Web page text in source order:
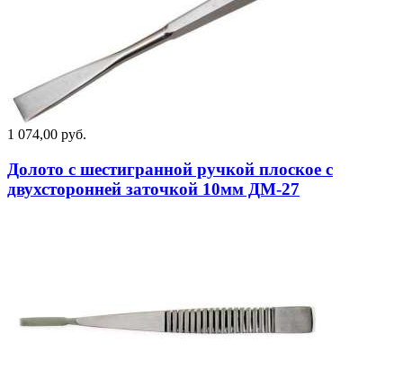
1 074,00 руб.
Долото с шестигранной ручкой плоское с
двухсторонней заточкой 10мм ДМ-27